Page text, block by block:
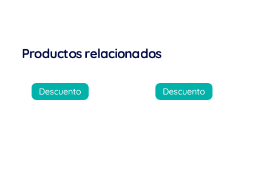
Productos relacionados
Descuento Descuento